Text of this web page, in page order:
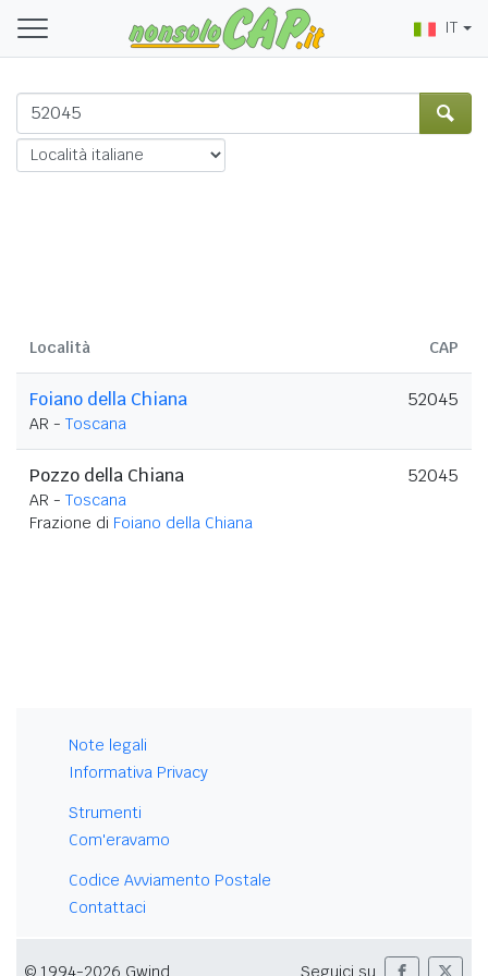
IT
Località CAP
Foiano della Chiana
AR - Toscana
52045
Pozzo della Chiana
AR - Toscana
Frazione di Foiano della Chiana
52045
Note legali
Informativa Privacy
Strumenti
Com'eravamo
Codice Avviamento Postale
Contattaci
© 1994-2026 Gwind Seguici su